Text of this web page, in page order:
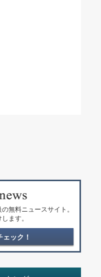
無料ニュースサイト。
ます。
ック！